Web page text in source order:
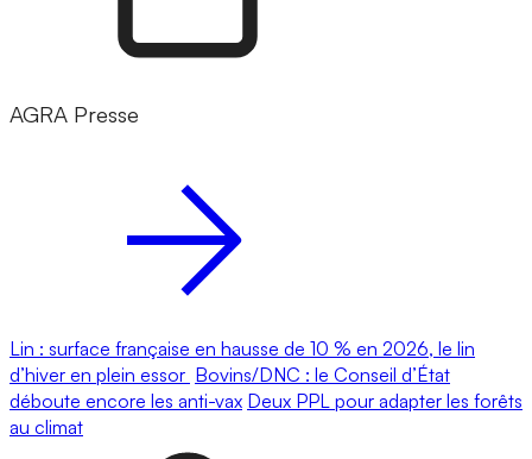
AGRA Presse
Lin : surface française en hausse de 10 % en 2026, le lin
d’hiver en plein essor Bovins/DNC : le Conseil d’État
déboute encore les anti-vax Deux PPL pour adapter les forêts
au climat